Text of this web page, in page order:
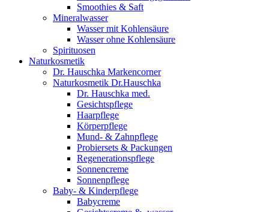
Smoothies & Saft
Mineralwasser
Wasser mit Kohlensäure
Wasser ohne Kohlensäure
Spirituosen
Naturkosmetik
Dr. Hauschka Markencorner
Naturkosmetik Dr.Hauschka
Dr. Hauschka med.
Gesichtspflege
Haarpflege
Körperpflege
Mund- & Zahnpflege
Probiersets & Packungen
Regenerationspflege
Sonnencreme
Sonnenpflege
Baby- & Kinderpflege
Babycreme